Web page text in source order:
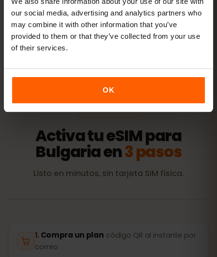
our social media, advertising and analytics partners who
may combine it with other information that you’ve
provided to them or that they’ve collected from your use
of their services.
OK
Todos los valores son orientativos. El consumo real depende
del dispositivo, la configuración de las apps y tu uso.
ACTIVACIÓN
Activa tu eSIM para
Bulgaria en3 pasos
Listo en minutos, sin tarjeta SIM física.
Compra un plan código QR al instante por
correo